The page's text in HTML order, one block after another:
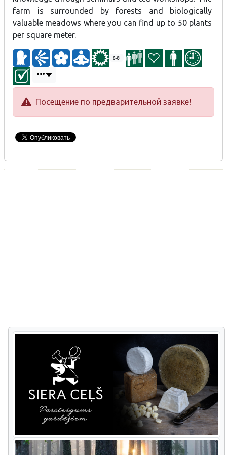
farm is surrounded by forests and biologically
valuable meadows where you can find up to 50 plants
per square meter.
6-8
Посещение по предварительной заявке!